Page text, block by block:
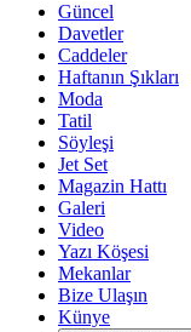
Güncel
Davetler
Caddeler
Haftanın Şıkları
Moda
Tatil
Söyleşi
Jet Set
Magazin Hattı
Galeri
Video
Yazı Köşesi
Mekanlar
Bize Ulaşın
Künye